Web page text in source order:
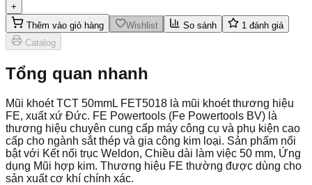
+
Thêm vào giỏ hàng
Wishlist So sánh 1 đánh giá
Catalog
Tổng quan nhanh
Mũi khoét TCT 50mmL FET5018 là mũi khoét thương hiệu
FE, xuất xứ Đức. FE Powertools (Fe Powertools BV) là
thương hiệu chuyên cung cấp máy công cụ và phụ kiện cao
cấp cho ngành sắt thép và gia công kim loại. Sản phẩm nổi
bật với Kết nối trục Weldon, Chiều dài làm việc 50 mm, Ứng
dụng Mũi hợp kim. Thương hiệu FE thường được dùng cho
sản xuất cơ khí chính xác.